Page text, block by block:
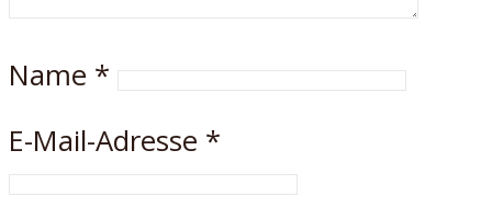
Name *
E-Mail-Adresse *